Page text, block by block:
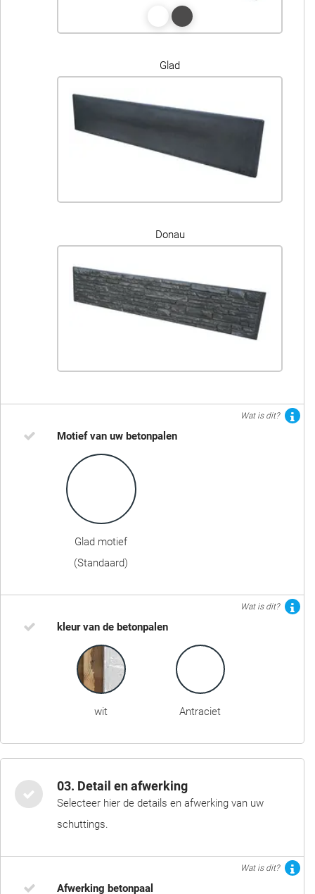
Glad
Donau
Wat is dit?
Motief van uw betonpalen
Glad motief
(Standaard)
Wat is dit?
kleur van de betonpalen
wit Antraciet
03. Detail en afwerking
Selecteer hier de details en afwerking van uw
schuttings.
Wat is dit?
Afwerking betonpaal